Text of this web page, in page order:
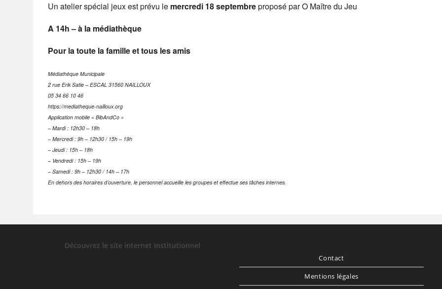
Un atelier spécial jeux est prévu le mercredi 18 septembreproposé par O Maître du Jeu
A 14h – à la médiathèque
Pour la toute la famille et tous les amis
Médiathèque Municipale
2 rue Erik Satie – ESCAL 31560 NAILLOUX
05 34 66 10 46
https://mediatheque-nailloux.org
Application mobile « BibAndCo »
– Mardi : 12h30 – 18h
– Mercredi : 9h – 12h30 / 15h – 19h
– Jeudi : 15h – 18h
– Vendredi : 15h – 19h
– Samedi : 9h – 12h30 / 14h – 17h
En dehors des horaires d’ouverture, le personnel accueille les groupes et effectue ses tâches internes.
Découvrez le site internet institutionnel
Contact
Mentions légales